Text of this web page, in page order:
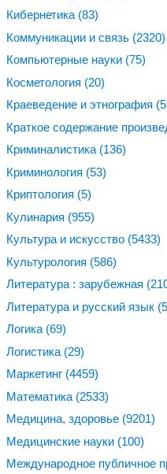
Кибернетика (83)
Коммуникации и связь (2320)
Компьютерные науки (75)
Косметология (20)
Краеведение и этнография
Краткое содержание
Криминалистика (136)
Криминология (53)
Криптология (5)
Кулинария (955)
Культура и искусство (5433)
Культурология (586)
Литература : зарубежная
Литература и русский язык
Логика (69)
Логистика (29)
Маркетинг (4459)
Математика (2533)
Медицина, здоровье (9201)
Медицинские науки (100)
Международное публичное